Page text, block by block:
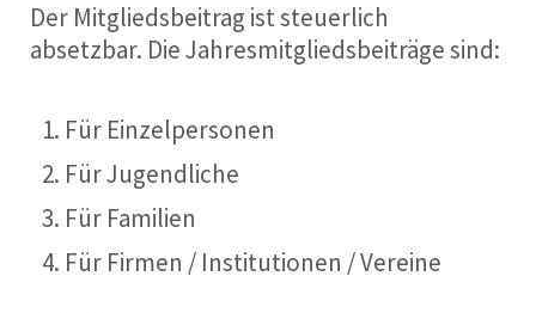
Der Mitgliedsbeitrag ist steuerlich
absetzbar. Die Jahresmitgliedsbeiträge sind:
1. Für Einzelpersonen
2. Für Jugendliche
3. Für Familien
4. Für Firmen / Institutionen / Vereine